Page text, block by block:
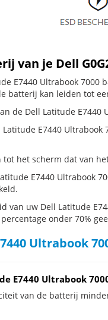
van je Dell
E7440 Ultrabook
batterij kan leiden tot
de Dell Latitude
E7440
het scherm dat van
E7440 Ultrabook
van uw Dell Latitude
onder 70%
Ultrabook
E7440 Ultrabook
van de batterij